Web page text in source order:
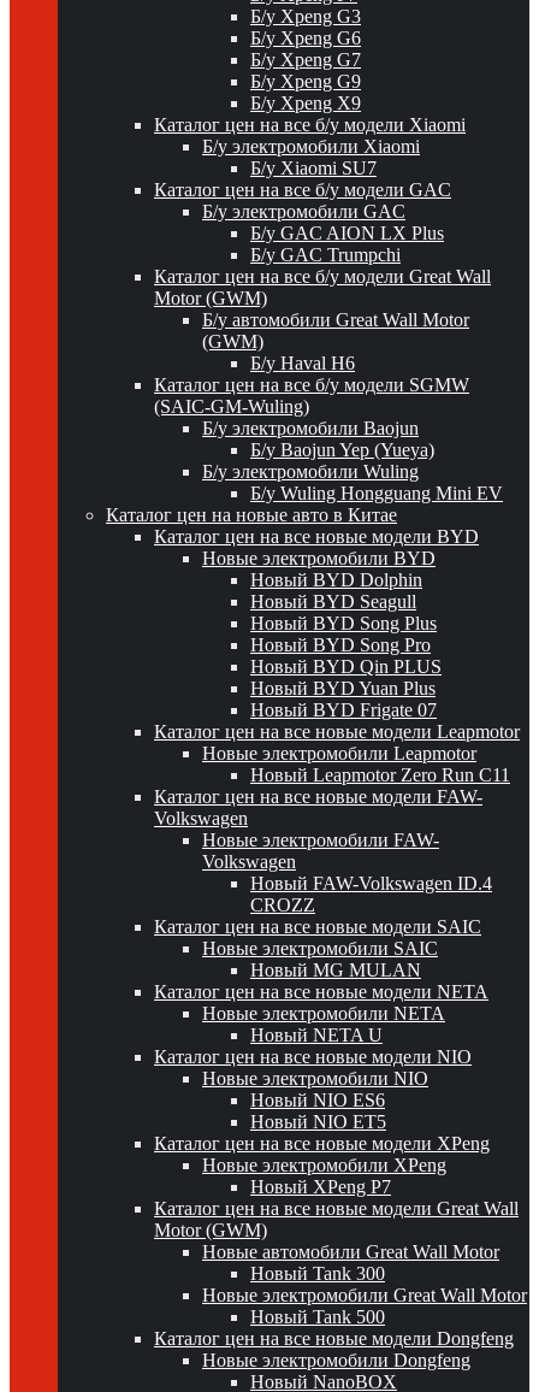
Б/у Xpeng G3
Б/у Xpeng G6
Б/у Xpeng G7
Б/у Xpeng G9
Б/у Xpeng X9
Каталог цен на все б/у модели Xiaomi
Б/у электромобили Xiaomi
Б/у Xiaomi SU7
Каталог цен на все б/у модели GAC
Б/у электромобили GAC
Б/у GAC AION LX Plus
Б/у GAC Trumpchi
Каталог цен на все б/у модели Great Wall
Motor (GWM)
Б/у автомобили Great Wall Motor
(GWM)
Б/у Haval H6
Каталог цен на все б/у модели SGMW
(SAIC-GM-Wuling)
Б/у электромобили Baojun
Б/у Baojun Yep (Yueya)
Б/у электромобили Wuling
Б/у Wuling Hongguang Mini EV
Каталог цен на новые авто в Китае
Каталог цен на все новые модели BYD
Новые электромобили BYD
Новый BYD Dolphin
Новый BYD Seagull
Новый BYD Song Plus
Новый BYD Song Pro
Новый BYD Qin PLUS
Новый BYD Yuan Plus
Новый BYD Frigate 07
Каталог цен на все новые модели Leapmotor
Новые электромобили Leapmotor
Новый Leapmotor Zero Run C11
Каталог цен на все новые модели FAW-
Volkswagen
Новые электромобили FAW-
Volkswagen
Новый FAW-Volkswagen ID.4
CROZZ
Каталог цен на все новые модели SAIC
Новые электромобили SAIC
Новый MG MULAN
Каталог цен на все новые модели NETA
Новые электромобили NETA
Новый NETA U
Каталог цен на все новые модели NIO
Новые электромобили NIO
Новый NIO ES6
Новый NIO ET5
Каталог цен на все новые модели XPeng
Новые электромобили XPeng
Новый XPeng P7
Каталог цен на все новые модели Great Wall
Motor (GWM)
Новые автомобили Great Wall Motor
Новый Tank 300
Новые электромобили Great Wall Motor
Новый Tank 500
Каталог цен на все новые модели Dongfeng
Новые электромобили Dongfeng
Новый NanoBOX